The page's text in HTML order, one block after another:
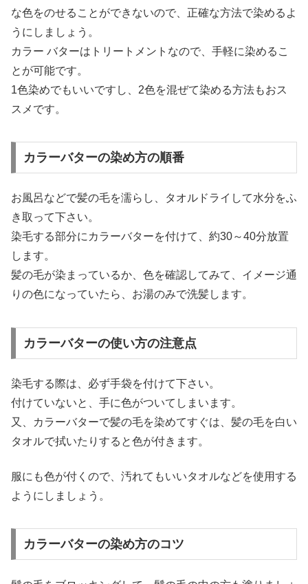
な色をのせることができないので、正確な方法で染めるよ
うにしましょう。
カラー バターはトリートメントなので、手軽に染めるこ
とが可能です。
1色染めでもいいですし、2色を混ぜて染める方法もおス
スメです。
カラーバターの染め方の順番
お風呂などで髪の毛を濡らし、タオルドライして水分をふ
き取って下さい。
染毛する部分にカラーバターを付けて、約30～40分放置
します。
髪の毛が染まっているか、色を確認してみて、イメージ通
りの色になっていたら、お湯のみで洗髪します。
カラーバターの使い方の注意点
染毛する際は、必ず手袋を付けて下さい。
付けていないと、手に色がついてしまいます。
又、カラーバターで髪の毛を染めてすぐは、髪の毛を白い
タオルで拭いたりすると色が付きます。
服にも色が付くので、汚れてもいいタオルなどを使用する
ようにしましょう。
カラーバターの染め方のコツ